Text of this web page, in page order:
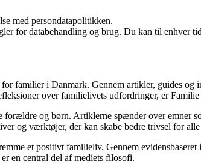
med persondatapolitikken.
for databehandling og brug. Du kan til enhver
familier i Danmark. Gennem artikler, guides
over familielivets udfordringer, er
og børn. Artiklerne spænder over emner
og værktøjer, der kan skabe bedre trivsel for
et positivt familieliv. Gennem
en central del af mediets filosofi.